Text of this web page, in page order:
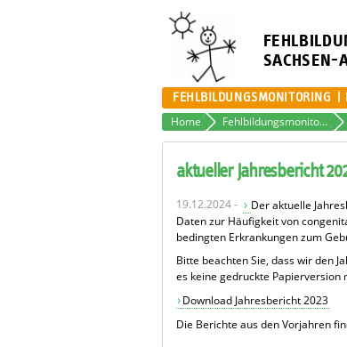
SACHSEN-
FEHLBILDUNGSMONITORING
Home Fehlbildungsmonitoring
aktueller Jahresbericht
19.12.2024 -
Der aktuelle
Daten zur Häufigkeit von
bedingten Erkrankungen zum
Bitte beachten Sie, dass wir den
es keine gedruckte Papierversion
Download Jahresbericht 2023
Die Berichte aus den Vorjahren